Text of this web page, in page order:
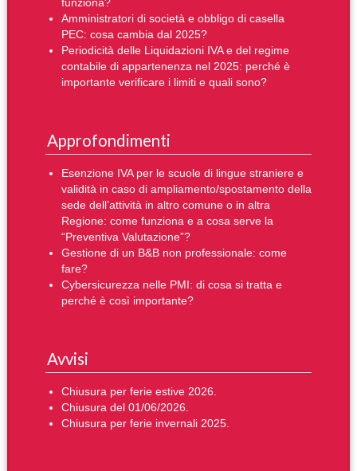
funziona?
Amministratori di società e obbligo di casella
PEC: cosa cambia dal 2025?
Periodicità delle Liquidazioni IVA e del regime
contabile di appartenenza nel 2025: perché è
importante verificare i limiti e quali sono?
Approfondimenti
Esenzione IVA per le scuole di lingue straniere e
validità in caso di ampliamento/spostamento della
sede dell’attività in altro comune o in altra
Regione: come funziona e a cosa serve la
“Preventiva Valutazione”?
Gestione di un B&B non professionale: come
fare?
Cybersicurezza nelle PMI: di cosa si tratta e
perché è così importante?
Avvisi
Chiusura per ferie estive 2026.
Chiusura del 01/06/2026.
Chiusura per ferie invernali 2025.